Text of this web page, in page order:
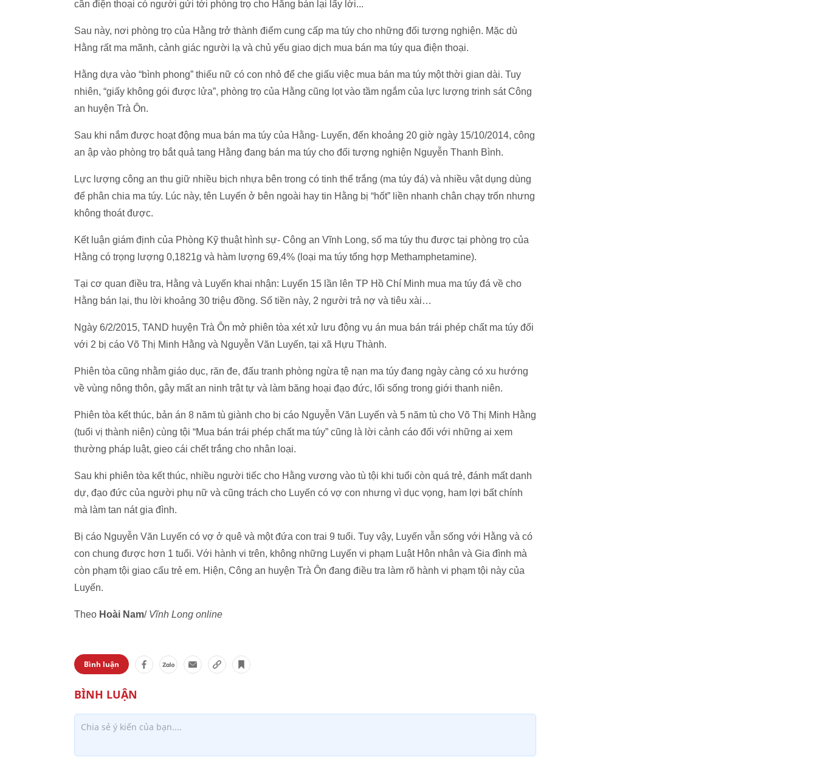
cần điện thoại có người gửi tới phòng trọ cho Hằng bán lại lấy lời...
Sau này, nơi phòng trọ của Hằng trở thành điểm cung cấp ma túy cho những đối tượng nghiện. Mặc dù
Hằng rất ma mãnh, cảnh giác người lạ và chủ yếu giao dịch mua bán ma túy qua điện thoại.
Hằng dựa vào “bình phong” thiếu nữ có con nhỏ để che giấu việc mua bán ma túy một thời gian dài. Tuy
nhiên, “giấy không gói được lửa”, phòng trọ của Hằng cũng lọt vào tầm ngắm của lực lượng trinh sát Công
an huyện Trà Ôn.
Sau khi nắm được hoạt động mua bán ma túy của Hằng- Luyến, đến khoảng 20 giờ ngày 15/10/2014, công
an ập vào phòng trọ bắt quả tang Hằng đang bán ma túy cho đối tượng nghiện Nguyễn Thanh Bình.
Lực lượng công an thu giữ nhiều bịch nhựa bên trong có tinh thể trắng (ma túy đá) và nhiều vật dụng dùng
để phân chia ma túy. Lúc này, tên Luyến ở bên ngoài hay tin Hằng bị “hốt” liền nhanh chân chạy trốn nhưng
không thoát được.
Kết luận giám định của Phòng Kỹ thuật hình sự- Công an Vĩnh Long, số ma túy thu được tại phòng trọ của
Hằng có trọng lượng 0,1821g và hàm lượng 69,4% (loại ma túy tổng hợp Methamphetamine).
Tại cơ quan điều tra, Hằng và Luyến khai nhận: Luyến 15 lần lên TP Hồ Chí Minh mua ma túy đá về cho
Hằng bán lại, thu lời khoảng 30 triệu đồng. Số tiền này, 2 người trả nợ và tiêu xài…
Ngày 6/2/2015, TAND huyện Trà Ôn mở phiên tòa xét xử lưu động vụ án mua bán trái phép chất ma túy đối
với 2 bị cáo Võ Thị Minh Hằng và Nguyễn Văn Luyến, tại xã Hựu Thành.
Phiên tòa cũng nhằm giáo dục, răn đe, đấu tranh phòng ngừa tệ nạn ma túy đang ngày càng có xu hướng
về vùng nông thôn, gây mất an ninh trật tự và làm băng hoại đạo đức, lối sống trong giới thanh niên.
Phiên tòa kết thúc, bản án 8 năm tù giành cho bị cáo Nguyễn Văn Luyến và 5 năm tù cho Võ Thị Minh Hằng
(tuổi vị thành niên) cùng tội “Mua bán trái phép chất ma túy” cũng là lời cảnh cáo đối với những ai xem
thường pháp luật, gieo cái chết trắng cho nhân loại.
Sau khi phiên tòa kết thúc, nhiều người tiếc cho Hằng vương vào tù tội khi tuổi còn quá trẻ, đánh mất danh
dự, đạo đức của người phụ nữ và cũng trách cho Luyến có vợ con nhưng vì dục vọng, ham lợi bất chính
mà làm tan nát gia đình.
Bị cáo Nguyễn Văn Luyến có vợ ở quê và một đứa con trai 9 tuổi. Tuy vậy, Luyến vẫn sống với Hằng và có
con chung được hơn 1 tuổi. Với hành vi trên, không những Luyến vi phạm Luật Hôn nhân và Gia đình mà
còn phạm tội giao cấu trẻ em. Hiện, Công an huyện Trà Ôn đang điều tra làm rõ hành vi phạm tội này của
Luyến.
Theo Hoài Nam/ Vĩnh Long online
Bình luận